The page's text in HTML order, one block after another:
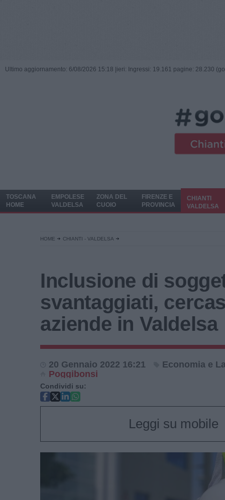
Ultimo aggiornamento: 6/08/2026 15:18 | ieri: Ingressi: 19.161 pagine: 28.230
TOSCANA
HOME
EMPOLESE
VALDELSA
ZONA DEL
CUOIO
FIRENZE E
PROVINCIA
CHIANTI
VALDELSA
HOME CHIANTI - VALDELSA
Inclusione di
svantaggiati,
aziende in Valdelsa
20 Gennaio 2022 16:21
Economia e
Poggibonsi
Condividi su:
Leggi su mobile